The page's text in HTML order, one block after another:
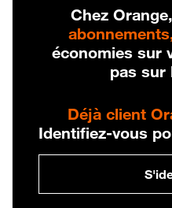
Chez Orange,
économies sur
pas sur
Déjà client
Identifiez-vous